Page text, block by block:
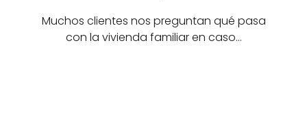
Muchos clientes nos preguntan qué pasa
con la vivienda familiar en caso…